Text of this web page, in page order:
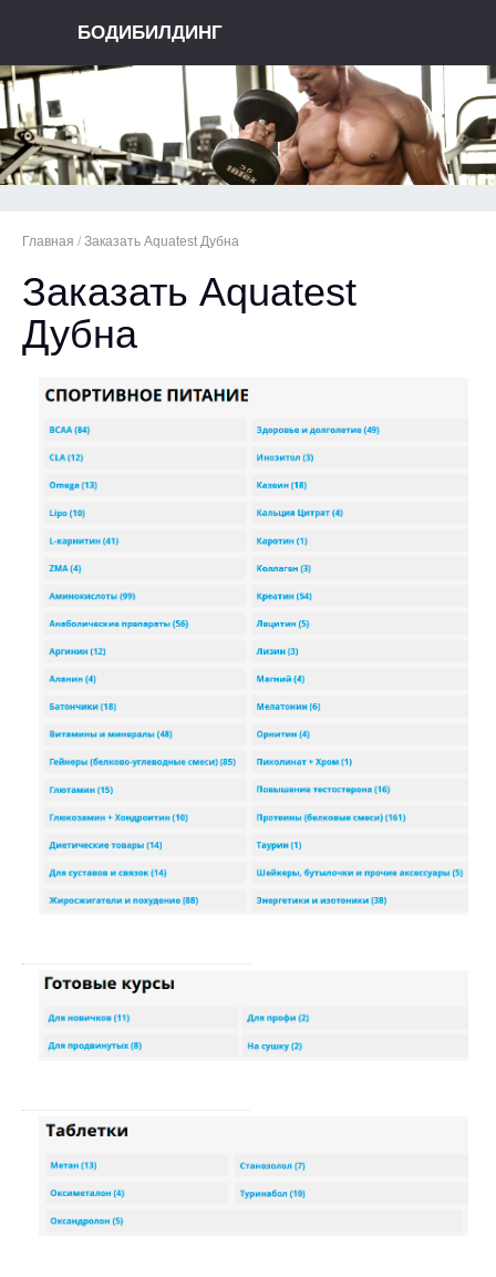
БОДИБИЛДИНГ
Главная / Заказать Aquatest Дубна
Заказать Aquatest
Дубна